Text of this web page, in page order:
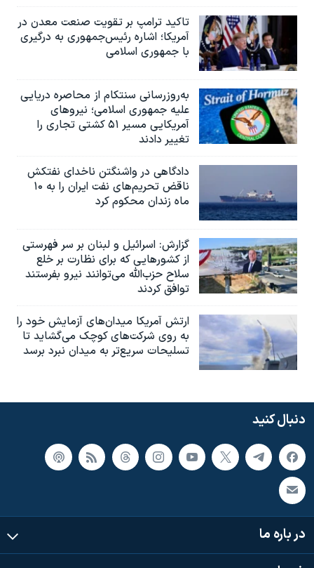
تاکید ترامپ بر تقویت صنعت معدن در
آمریکا؛ اشاره رئیس‌جمهوری به درگیری
با جمهوری اسلامی
به‌روزرسانی سنتکام از محاصره دریایی
علیه جمهوری اسلامی؛ نیروهای
آمریکایی مسیر ۵۱ کشتی تجاری را
تغییر دادند
دادگاهی در واشنگتن ناخدای نفتکش
ناقض تحریم‌های نفت ایران را به ۱۰
ماه زندان محکوم کرد
گزارش‌: اسرائيل و لبنان بر سر فهرستی
از کشورهایی که برای نظارت بر خلع
سلاح حزب‌الله می‌توانند نیرو بفرستند
توافق کردند
ارتش آمریکا میدان‌های آزمایش خود را
به روی شرکت‌های کوچک می‌گشاید تا
تسلیحات سریع‌تر به میدان نبرد برسد
دنبال کنید
در باره ما